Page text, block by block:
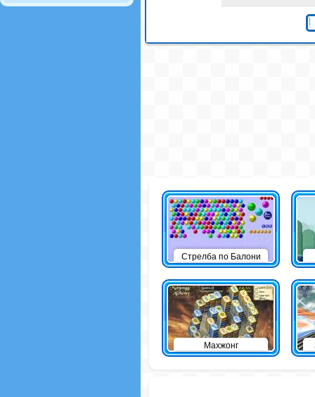
Стрелба по Балони
Махжонг